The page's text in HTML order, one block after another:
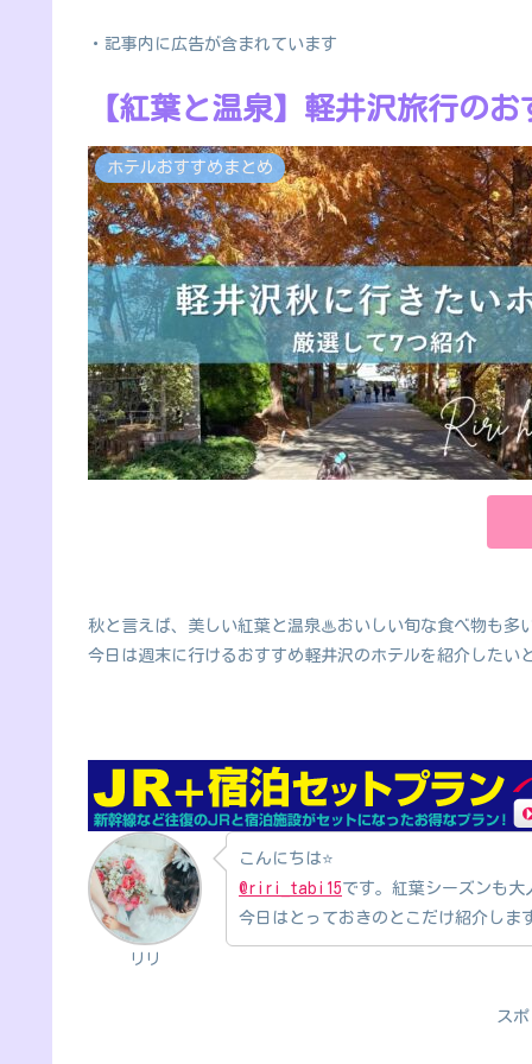
・記事内に広告が含まれています
【紅葉と温泉】軽井沢旅行の
ホテルおすすめまとめ
秋と言えば、美しい紅葉と温泉♨おいしい旬な食べ物も多
今日は週末に行けるおすすめ軽井沢のホテルを紹介したい
リリ
こんにちは⭐
@riri_tabi15です。紅葉シーズンも大
今日はとっておきのとこだけ紹介しま
ス